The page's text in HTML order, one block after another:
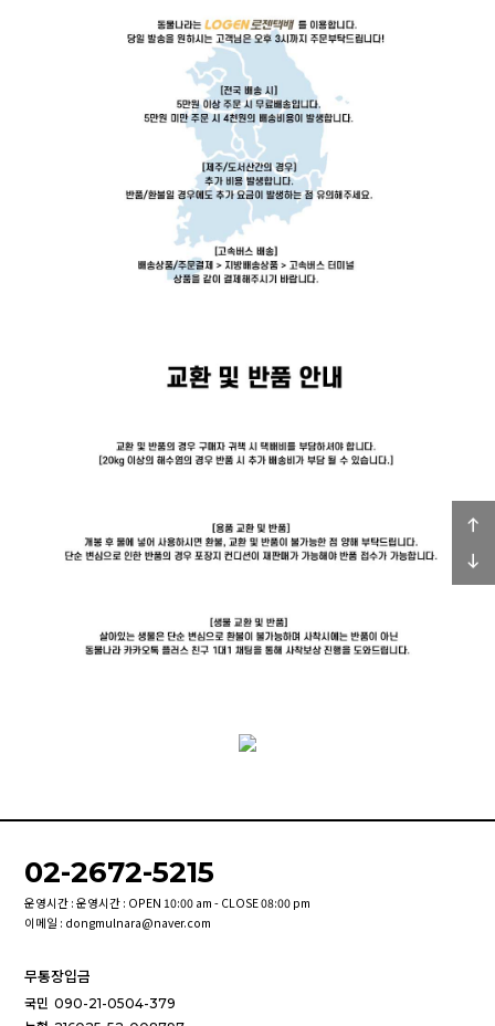
02-2672-5215
운영시간 : 운영시간 : OPEN 10:00 am - CLOSE 08:00 pm
이메일 : dongmulnara@naver.com
무통장입금
국민 090-21-0504-379